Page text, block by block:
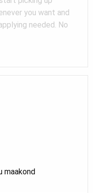
maakond
you want and
needed. No